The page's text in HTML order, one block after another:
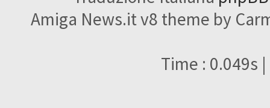
Amiga News.it v8 theme by
Time : 0.049s